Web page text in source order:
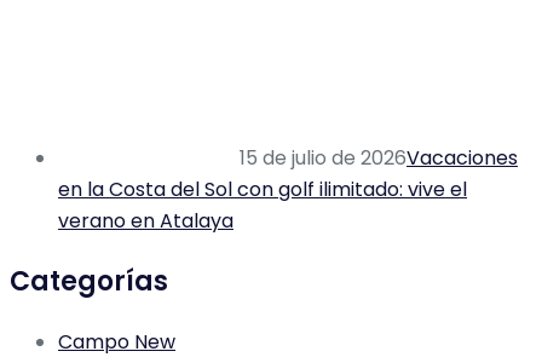
15 de julio de 2026Vacaciones
en la Costa del Sol con golf ilimitado: vive el
verano en Atalaya
Categorías
Campo New